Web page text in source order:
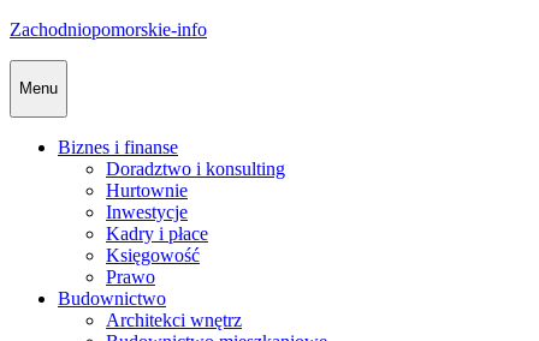
Skip
Zachodniopomorskie-info
Menu
Biznes i finanse
Doradztwo i konsulting
Hurtownie
Inwestycje
Kadry i płace
Księgowość
Prawo
Budownictwo
Architekci wnętrz